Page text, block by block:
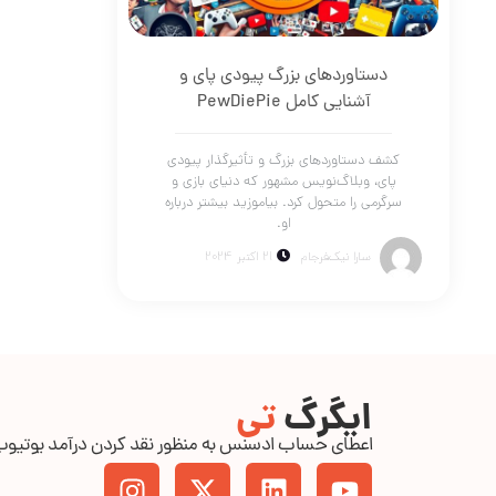
دستاوردهای بزرگ پیودی‌ پای و
آشنایی کامل PewDiePie
کشف دستاوردهای بزرگ و تأثیرگذار پیودی‌
پای، وبلاگ‌نویس مشهور که دنیای بازی و
سرگرمی را متحول کرد. بیاموزید بیشتر درباره
او.
سارا نیک‌فرجام
ایگرگتی
اعطای حساب ادسنس به منظور نقد کردن درآمد